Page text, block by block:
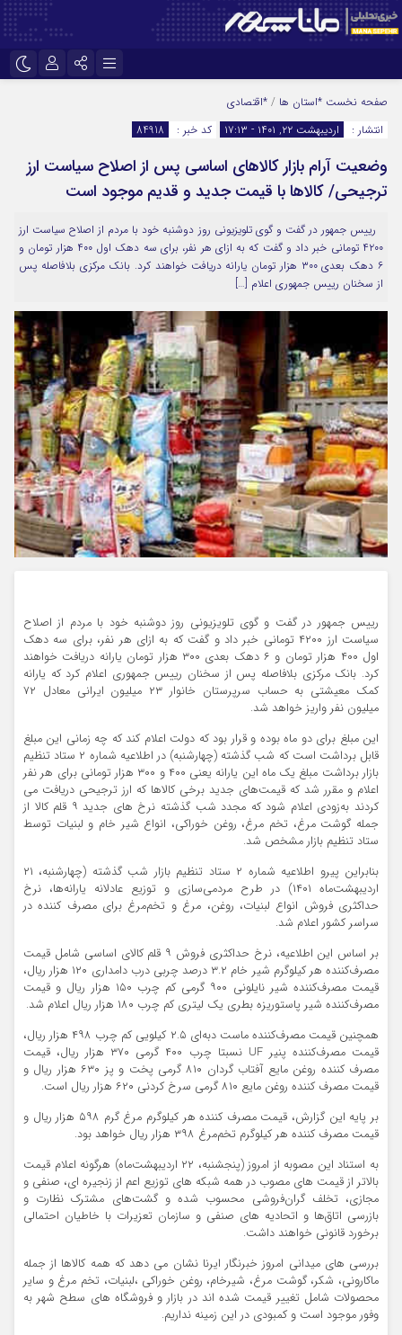
اینستاگرام
سروش
ایتا
آپارات
نام کاربری یا نشانی ایمیل
رمز عبور
مرا به خاطر بسپار
صفحه نخست *استان ها / *اقتصادی
انتشار :
اردیبهشت ۲۲, ۱۴۰۱ - ۱۷:۱۳ کد خبر : 84918
وضعیت آرام بازار کالاهای اساسی پس از اصلاح سیاست ارز
ترجیحی/ کالاها با قیمت جدید و قدیم موجود است
رییس جمهور در گفت و گوی تلویزیونی روز دوشنبه خود با مردم از اصلاح سیاست ارز
۴۲۰۰ تومانی خبر داد و گفت که به ازای هر نفر، برای سه دهک اول ۴۰۰ هزار تومان و
۶ دهک بعدی ۳۰۰ هزار تومان یارانه دریافت خواهند کرد. بانک مرکزی بلافاصله پس
از سخنان رییس جمهوری اعلام […]
رییس جمهور در گفت و گوی تلویزیونی روز دوشنبه خود با مردم از اصلاح
سیاست ارز ۴۲۰۰ تومانی خبر داد و گفت که به ازای هر نفر، برای سه دهک
اول ۴۰۰ هزار تومان و ۶ دهک بعدی ۳۰۰ هزار تومان یارانه دریافت خواهند
کرد. بانک مرکزی بلافاصله پس از سخنان رییس جمهوری اعلام کرد که یارانه
کمک معیشتی به حساب سرپرستان خانوار ۲۳ میلیون ایرانی معادل ۷۲
میلیون نفر واریز خواهد شد.
این مبلغ برای دو ماه بوده و قرار بود که دولت اعلام کند که چه زمانی این مبلغ
قابل برداشت است که شب گذشته (چهارشنبه) در اطلاعیه شماره ۲ ستاد تنظیم
بازار برداشت مبلغ یک ماه این یارانه یعنی ۴۰۰ و ۳۰۰ هزار تومانی برای هر نفر
اعلام و مقرر شد که قیمت‌های جدید برخی کالاها که ارز ترجیحی دریافت می
کردند به‌زودی اعلام شود که مجدد شب گذشته نرخ های جدید ۹ قلم کالا از
جمله گوشت مرغ، تخم مرغ، روغن خوراکی، انواع شیر خام و لبنیات توسط
ستاد تنظیم بازار مشخص شد.
بنابراین پیرو اطلاعیه شماره ۲ ستاد تنظیم بازار شب گذشته (چهارشنبه، ۲۱
اردیبهشت‌ماه ۱۴۰۱) در طرح مردمی‌سازی و توزیع عادلانه یارانه‌ها، نرخ
حداکثری فروش انواع لبنیات، روغن، مرغ و تخم‌مرغ برای مصرف کننده در
سراسر کشور اعلام شد.
بر اساس این اطلاعیه، نرخ حداکثری فروش ۹ قلم کالای اساسی شامل قیمت
مصرف‌کننده هر کیلوگرم شیر خام ۳.۲ درصد چربی درب دامداری ۱۲۰ هزار ریال،
قیمت مصرف‌کننده شیر نایلونی ۹۰۰‌ گرمی کم چرب ۱۵۰ هزار ریال و قیمت
مصرف‌کننده شیر پاستوریزه بطری یک لیتری کم چرب ۱۸۰ هزار ریال اعلام شد.
همچنین قیمت مصرف‌کننده ماست دبه‌ای ۲.۵ کیلویی کم چرب ۴۹۸ هزار ریال،
قیمت مصرف‌کننده پنیر UF نسبتا چرب ۴۰۰ گرمی ۳۷۰ هزار ریال، قیمت
مصرف کننده روغن مایع آفتاب گردان ۸۱۰ گرمی پخت و پز ۶۳۰ هزار ریال و
قیمت مصرف کننده روغن مایع ۸۱۰ گرمی سرخ کردنی ۶۲۰ هزار ریال است.
بر پایه این گزارش، قیمت مصرف کننده هر کیلوگرم مرغ گرم ۵۹۸ هزار ریال و
قیمت مصرف کننده هر کیلوگرم تخم‌مرغ ۳۹۸ هزار ریال خواهد بود.
به استناد این مصوبه از امروز (پنجشنبه، ۲۲ اردیبهشت‌ماه) هرگونه اعلام قیمت
بالاتر از قیمت های مصوب در همه شبکه های توزیع اعم از زنجیره ای، صنفی و
مجازی، تخلف گران‌فروشی محسوب شده و گشت‌های مشترک نظارت و
بازرسی اتاق‌ها و اتحادیه های صنفی و سازمان تعزیرات با خاطیان احتمالی
برخورد قانونی خواهند داشت.
بررسی های میدانی امروز خبرنگار ایرنا نشان می دهد که همه کالاها از جمله
ماکارونی، شکر، گوشت مرغ، شیرخام، روغن خوراکی ،لبنیات، تخم مرغ و سایر
محصولات شامل تغییر قیمت شده اند در بازار و فروشگاه های سطح شهر به
وفور موجود است و کمبودی در این زمینه نداریم.